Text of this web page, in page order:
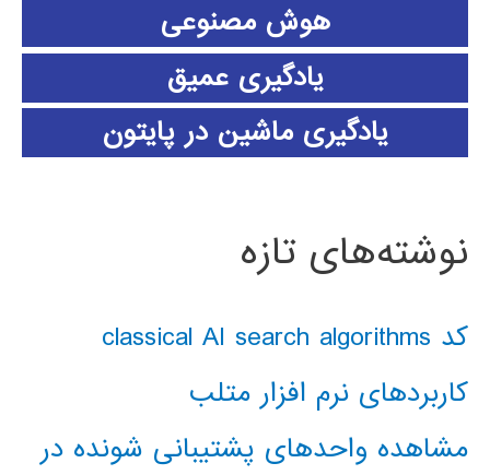
هوش مصنوعی
یادگیری عمیق
یادگیری ماشین در پایتون
نوشته‌های تازه
کد classical AI search algorithms
کاربردهای نرم افزار متلب
مشاهده واحدهای پشتیبانی شونده در